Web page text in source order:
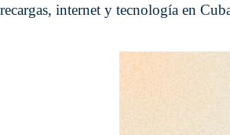
recargas, internet y tecnología en